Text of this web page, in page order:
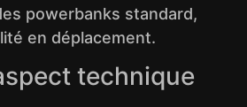
powerbanks standard,
en déplacement.
technique